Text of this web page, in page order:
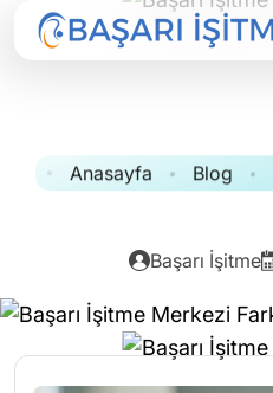
Anasayfa Blog
Başarı İşitme